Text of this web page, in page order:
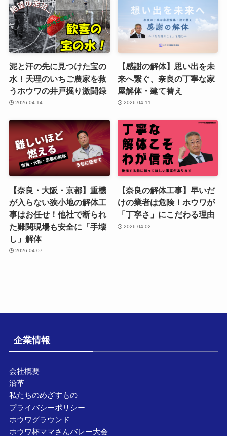
泥と汗の先に見つけた宝の
水！天理のいちご農家を救
うホウワの井戸掘り激闘録
2026-04-14
【感謝の解体】思い出を未
来へ繋ぐ、奈良の丁寧な家
屋解体・建て替え
2026-04-11
【奈良・大阪・京都】重機
が入らない狭小地の解体工
事はお任せ！他社で断られ
た難関現場も安全に「手壊
し」解体
2026-04-07
【奈良の解体工事】早いだ
けの業者は危険！ホウワが
「丁寧さ」にこだわる理由
2026-04-02
企業情報
会社概要
沿革
私たちのめざすもの
プライバシーポリシー
ホウワグラウンド
ホウワ杯ママさんバレー大会